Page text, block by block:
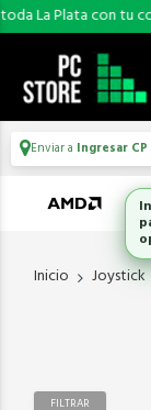
La Plata con tu
Enviar a Ingresar
Inicio Joystick
FILTRAR